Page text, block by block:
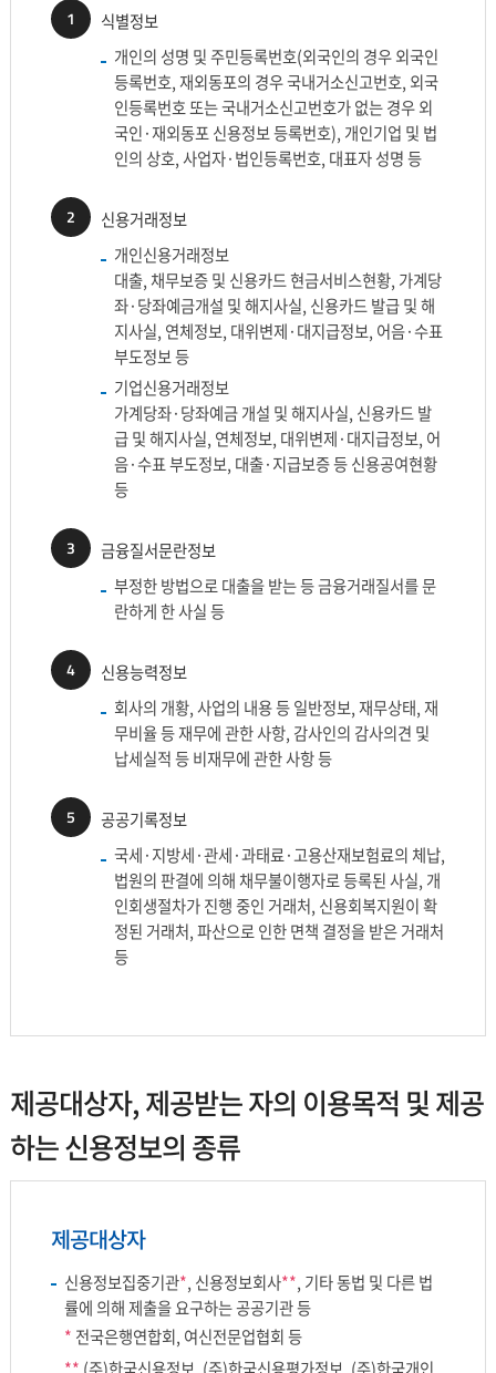
1
식별정보
개인의 성명 및 주민등록번호(외국인의 경우 외국인
등록번호, 재외동포의 경우 국내거소신고번호, 외국
인등록번호 또는 국내거소신고번호가 없는 경우 외
국인·재외동포 신용정보 등록번호), 개인기업 및 법
인의 상호, 사업자·법인등록번호, 대표자 성명 등
2
신용거래정보
개인신용거래정보
대출, 채무보증 및 신용카드 현금서비스현황, 가계당
좌·당좌예금개설 및 해지사실, 신용카드 발급 및 해
지사실, 연체정보, 대위변제·대지급정보, 어음·수표
부도정보 등
기업신용거래정보
가계당좌·당좌예금 개설 및 해지사실, 신용카드 발
급 및 해지사실, 연체정보, 대위변제·대지급정보, 어
음·수표 부도정보, 대출·지급보증 등 신용공여현황
등
3
금융질서문란정보
부정한 방법으로 대출을 받는 등 금융거래질서를 문
란하게 한 사실 등
4
신용능력정보
회사의 개황, 사업의 내용 등 일반정보, 재무상태, 재
무비율 등 재무에 관한 사항, 감사인의 감사의견 및
납세실적 등 비재무에 관한 사항 등
5
공공기록정보
국세·지방세·관세·과태료·고용산재보험료의 체납,
법원의 판결에 의해 채무불이행자로 등록된 사실, 개
인회생절차가 진행 중인 거래처, 신용회복지원이 확
정된 거래처, 파산으로 인한 면책 결정을 받은 거래처
등
제공대상자, 제공받는 자의 이용목적 및 제공
하는 신용정보의 종류
제공대상자
신용정보집중기관*, 신용정보회사**, 기타 동법 및 다른 법
률에 의해 제출을 요구하는 공공기관 등
* 전국은행연합회, 여신전문업협회 등